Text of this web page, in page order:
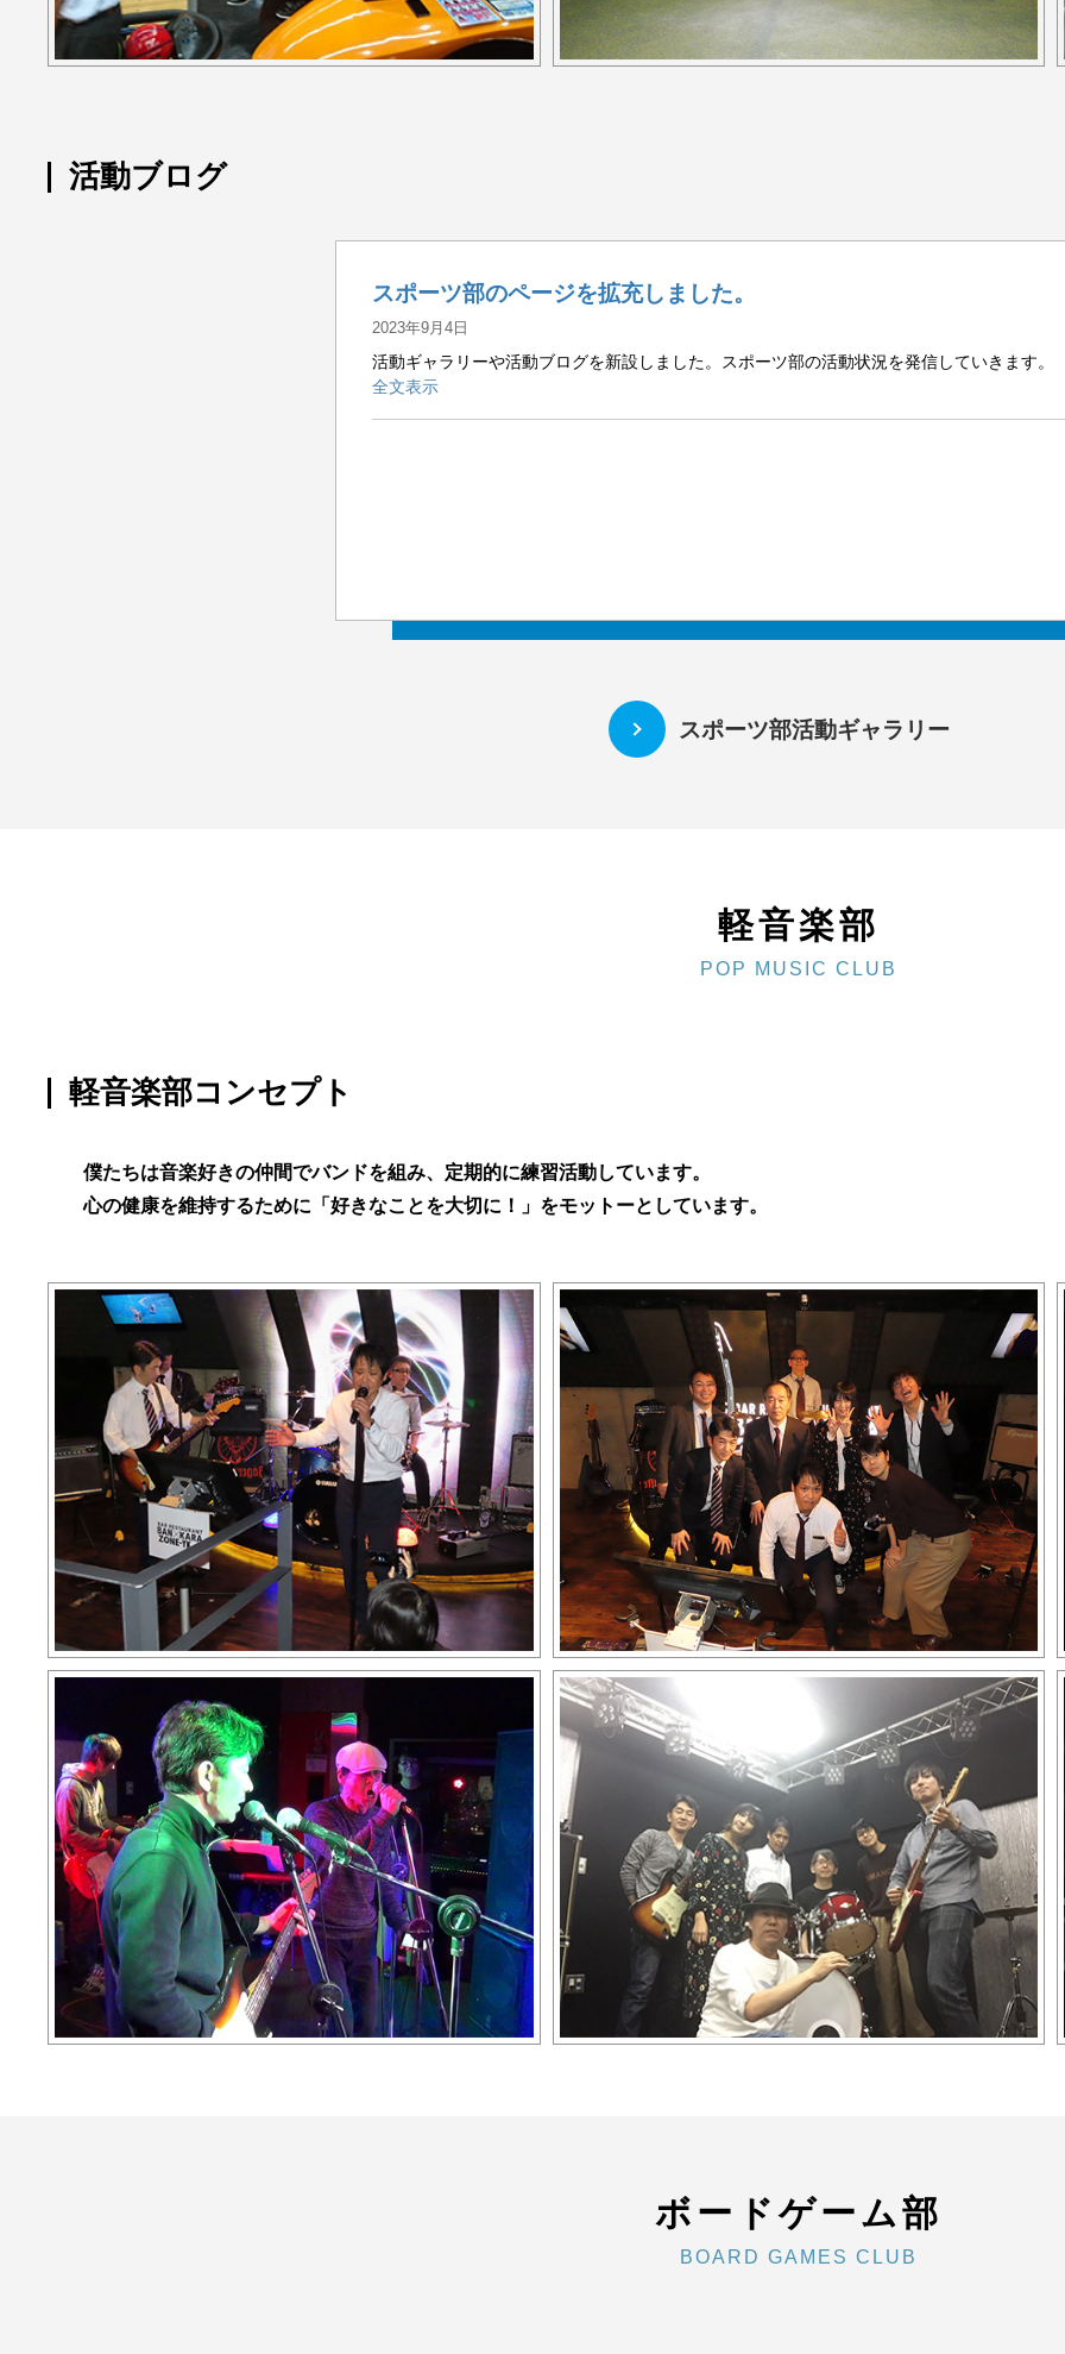
活動ブログ
スポーツ部のページを拡充しました。
2023年9月4日
活動ギャラリーや活動ブログを新設しました。スポーツ部の活動状況を発信していきます。
全文表示
スポーツ部活動ギャラリー
軽音楽部
POP MUSIC CLUB
軽音楽部コンセプト
僕たちは音楽好きの仲間でバンドを組み、定期的に練習活動しています。
心の健康を維持するために「好きなことを大切に！」をモットーとしています。
ボードゲーム部
BOARD GAMES CLUB